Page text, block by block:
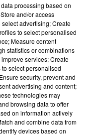
à la vie de chatelain
clip
le remix de « Love
Kylie Minogue
processing based on
and/or access
advertising; Create
to select personalised
Measure content
statistics or combinations
services; Create
select personalised
security, prevent and
advertising and content;
technologies may
browsing data to offer
on information actively
and combine data from
devices based on